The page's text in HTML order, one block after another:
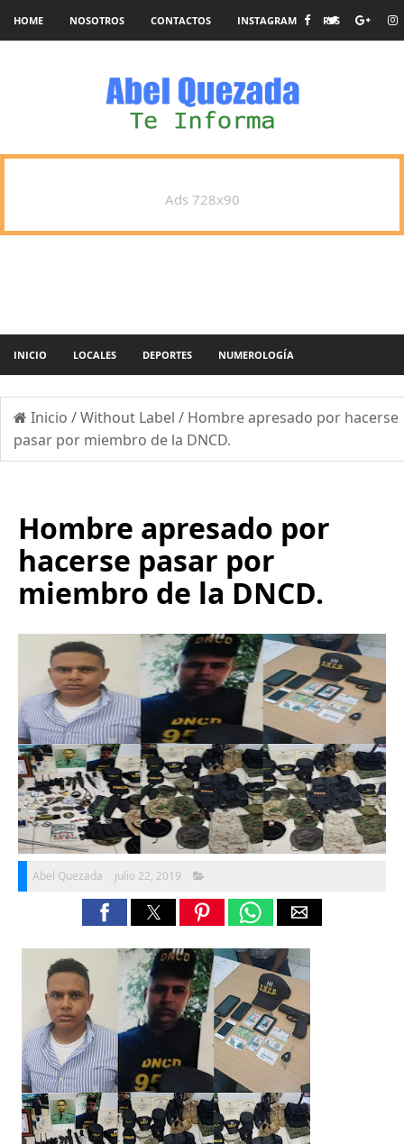
HOME NOSOTROS CONTACTOS INSTAGRAM RSS
Ads 728x90
INICIO LOCALES DEPORTES NUMEROLOGÍA
Inicio /Without Label / Hombre apresado por hacerse
pasar por miembro de la DNCD.
Hombre apresado por
hacerse pasar por
miembro de la DNCD.
Abel Quezada julio 22, 2019